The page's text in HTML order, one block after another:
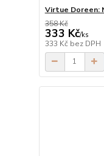
Virtue Doreen:
358 Kč
333 Kč/ks
333 Kč bez DPH